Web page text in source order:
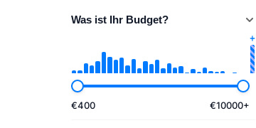
Was ist Ihr Budget?
€400 €10000+